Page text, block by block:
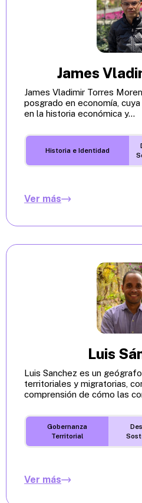
James
James Vladimir Torres
posgrado en economía,
en la historia económica y...
Historia e Identidad
Ver más
Luis
Luis Sanchez es un
territoriales y migratorias,
comprensión de cómo las
Gobernanza
Territorial
Ver más